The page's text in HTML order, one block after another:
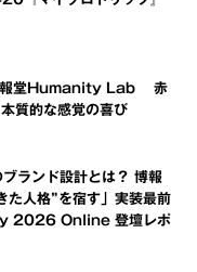
報堂Humanity Lab 赤
質的な感覚の喜び
ランド設計とは？ 博報
た人格”を宿す」実装最前
2026 Online 登壇レポ